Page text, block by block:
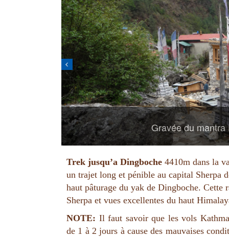
Gravée du
Trek jusqu’a Dingboche 4410m dans la
un trajet long et pénible au capital Sherpa
haut pâturage du yak de Dingboche. Cette
Sherpa et vues excellentes du haut
NOTE: Il faut savoir que les vols
de 1 à 2 jours à cause des mauvaises